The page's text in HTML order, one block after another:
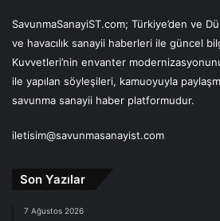
SavunmaSanayiST.com; Türkiye’den ve
ve havacılık sanayii haberleri ile güncel
Kuvvetleri’nin envanter
ile yapılan söyleşileri, kamuoyuyla
savunma sanayii haber platformudur.
iletisim@savunmasanayist.com
Son Yazılar
7 Ağustos 2026